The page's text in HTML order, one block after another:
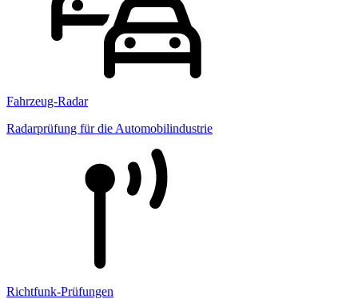
Fahrzeug-Radar
Radarprüfung für die Automobilindustrie
Richtfunk-Prüfungen